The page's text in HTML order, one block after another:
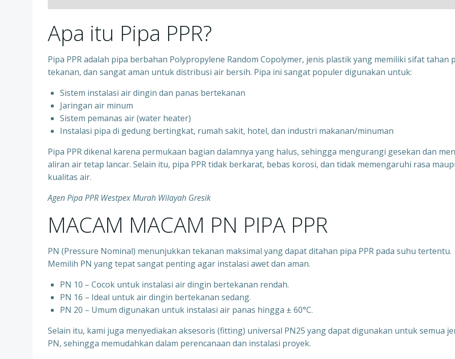
Apa itu Pipa PPR?
Pipa PPR adalah pipa berbahan Polypropylene Random Copolymer, jenis plastik yang memiliki sifat tahan
tekanan, dan sangat aman untuk distribusi air bersih. Pipa ini sangat populer digunakan untuk:
Sistem instalasi air dingin dan panas bertekanan
⁠Jaringan air minum
⁠Sistem pemanas air (water heater)
⁠Instalasi pipa di gedung bertingkat, rumah sakit, hotel, dan industri makanan/minuman
Pipa PPR dikenal karena permukaan bagian dalamnya yang halus, sehingga mengurangi gesekan dan
aliran air tetap lancar. Selain itu, pipa PPR tidak berkarat, bebas korosi, dan tidak memengaruhi rasa
kualitas air.
Agen Pipa PPR Westpex Murah Wilayah Gresik
MACAM MACAM PN PIPA PPR
PN (Pressure Nominal) menunjukkan tekanan maksimal yang dapat ditahan pipa PPR pada suhu tertentu.
Memilih PN yang tepat sangat penting agar instalasi awet dan aman.
PN 10 – Cocok untuk instalasi air dingin bertekanan rendah.
⁠PN 16 – Ideal untuk air dingin bertekanan sedang.
⁠PN 20 – Umum digunakan untuk instalasi air panas hingga ± 60°C.
Selain itu, kami juga menyediakan aksesoris (fitting) universal PN25 yang dapat digunakan untuk semua
PN, sehingga memudahkan dalam perencanaan dan instalasi proyek.